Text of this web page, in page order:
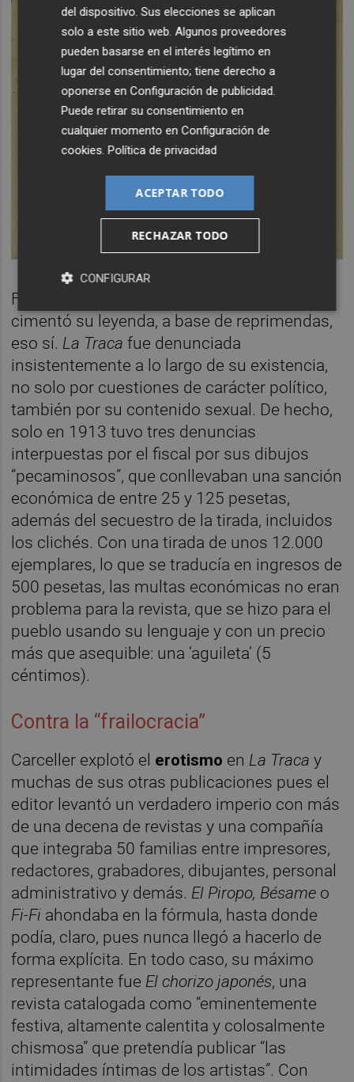
Fue ese coqueteo con los límites lo que
cimentó su leyenda, a base de reprimendas,
eso sí. La Traca fue denunciada
insistentemente a lo largo de su existencia,
no solo por cuestiones de carácter político,
también por su contenido sexual. De hecho,
solo en 1913 tuvo tres denuncias
interpuestas por el fiscal por sus dibujos
“pecaminosos”, que conllevaban una sanción
económica de entre 25 y 125 pesetas,
además del secuestro de la tirada, incluidos
los clichés. Con una tirada de unos 12.000
ejemplares, lo que se traducía en ingresos de
500 pesetas, las multas económicas no eran
problema para la revista, que se hizo para el
pueblo usando su lenguaje y con un precio
más que asequible: una ‘aguileta’ (5
céntimos).
Contra la “frailocracia”
Carceller explotó el erotismo en La Traca y
muchas de sus otras publicaciones pues el
editor levantó un verdadero imperio con más
de una decena de revistas y una compañía
que integraba 50 familias entre impresores,
redactores, grabadores, dibujantes, personal
administrativo y demás. El Piropo, Bésame o
Fi-Fi ahondaba en la fórmula, hasta donde
podía, claro, pues nunca llegó a hacerlo de
forma explícita. En todo caso, su máximo
representante fue El chorizo japonés, una
revista catalogada como “eminentemente
festiva, altamente calentita y colosalmente
chismosa” que pretendía publicar “las
intimidades íntimas de los artistas”. Con
del dispositivo. Sus elecciones se aplican
solo a este sitio web. Algunos proveedores
pueden basarse en el interés legítimo en
lugar del consentimiento; tiene derecho a
oponerse enConfiguración de publicidad.
Puede retirar su consentimiento en
cualquier momento enConfiguración de
cookies.Política de privacidad
ACEPTAR TODO
RECHAZAR TODO
CONFIGURAR